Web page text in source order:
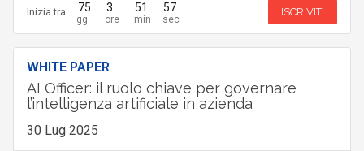
Inizia tra 75 3 51 55 ISCRIVITI
WHITE PAPER
AI Officer: il ruolo chiave per governare
l’intelligenza artificiale in azienda
30 Lug 2025